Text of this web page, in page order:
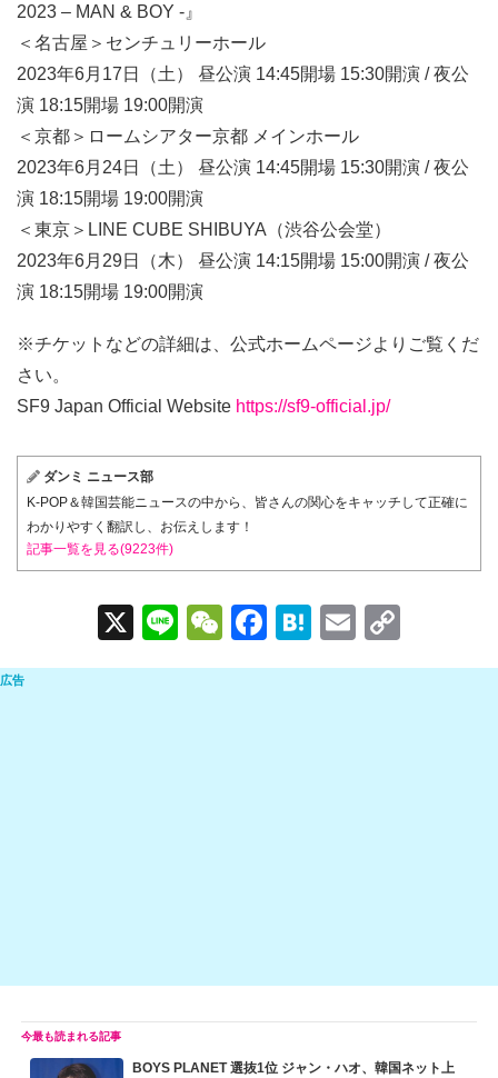
2023 – MAN & BOY -』
＜名古屋＞センチュリーホール
2023年6月17日（土） 昼公演 14:45開場 15:30開演 / 夜公
演 18:15開場 19:00開演
＜京都＞ロームシアター京都 メインホール
2023年6月24日（土） 昼公演 14:45開場 15:30開演 / 夜公
演 18:15開場 19:00開演
＜東京＞LINE CUBE SHIBUYA（渋谷公会堂）
2023年6月29日（木） 昼公演 14:15開場 15:00開演 / 夜公
演 18:15開場 19:00開演
※チケットなどの詳細は、公式ホームページよりご覧くだ
さい。
SF9 Japan Official Website https://sf9-official.jp/
ダンミ ニュース部
K-POP＆韓国芸能ニュースの中から、皆さんの関心をキャッチして正確に
わかりやすく翻訳し、お伝えします！
記事一覧を見る(9223件)
X
Li
n
W
e
F
a
H
at
E
m o
BOYS PLANET 選抜1位 ジャン・ハオ、韓国ネット上